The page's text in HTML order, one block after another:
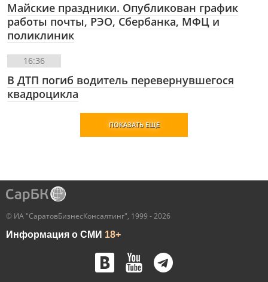
Майские праздники. Опубликован график
работы почты, РЭО, Сбербанка, МФЦ и
поликлиник
16:36
В ДТП погиб водитель перевернувшегося
квадроцикла
ПОКАЗАТЬ ЕЩЕ
© ИА "СаратовБизнесКонсалтинг", 1999 - 2026
Информация о СМИ 18+